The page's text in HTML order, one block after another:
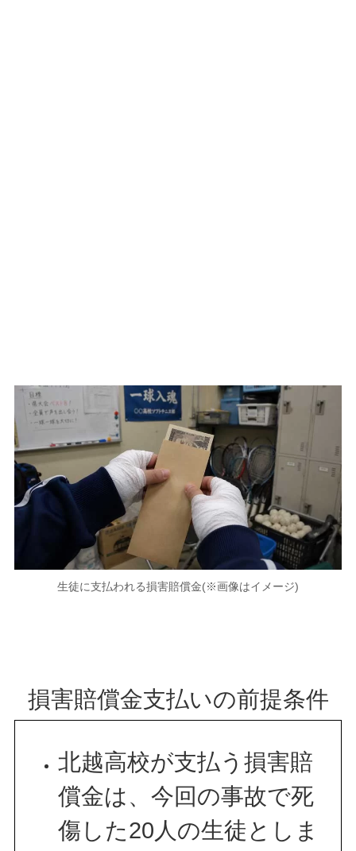
生徒に支払われる損害賠償金(※画像はイメージ)
損害賠償金支払いの前提条件
北越高校が支払う損害賠
償金は、今回の事故で死
傷した20人の生徒としま